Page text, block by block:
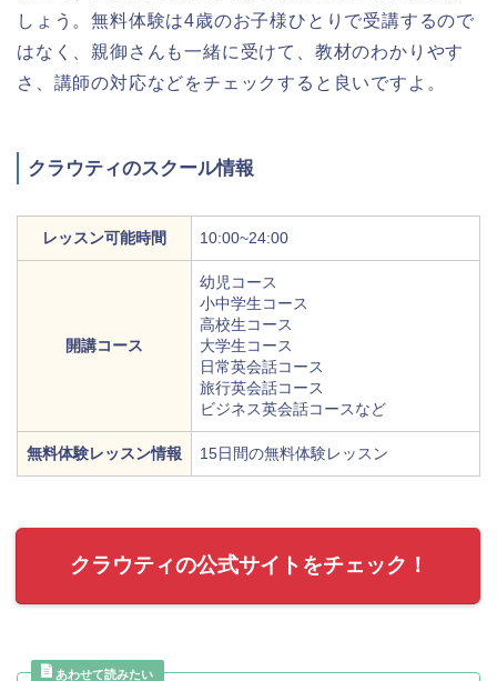
しょう。無料体験は4歳のお子様ひとりで受講するので
はなく、親御さんも一緒に受けて、教材のわかりやす
さ、講師の対応などをチェックすると良いですよ。
クラウティのスクール情報
レッスン可能時間 10:00~24:00
開講コース
幼児コース
小中学生コース
高校生コース
大学生コース
日常英会話コース
旅行英会話コース
ビジネス英会話コースなど
無料体験レッスン情報 15日間の無料体験レッスン
クラウティの公式サイトをチェック！